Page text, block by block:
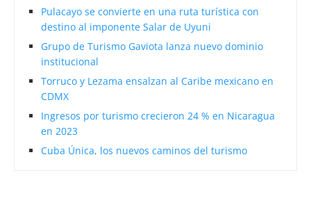
Pulacayo se convierte en una ruta turística con
destino al imponente Salar de Uyuni
Grupo de Turismo Gaviota lanza nuevo dominio
institucional
Torruco y Lezama ensalzan al Caribe mexicano en
CDMX
Ingresos por turismo crecieron 24 % en Nicaragua
en 2023
Cuba Única, los nuevos caminos del turismo